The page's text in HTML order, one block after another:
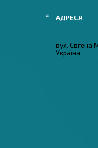
вул. Євгена
Україна